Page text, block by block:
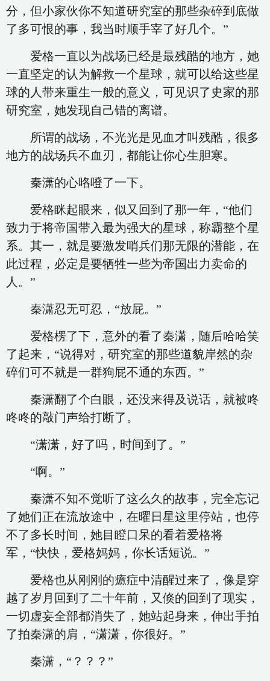
分，但小家伙你不知道研究室的那些杂碎到底做
了多可恨的事，我当时顺手宰了好几个。”
爱格一直以为战场已经是最残酷的地方，她
一直坚定的认为解救一个星球，就可以给这些星
球的人带来重生一般的意义，可见识了史家的那
研究室，她发现自己错的离谱。
所谓的战场，不光光是见血才叫残酷，很多
地方的战场兵不血刃，都能让你心生胆寒。
秦潇的心咯噔了一下。
爱格眯起眼来，似又回到了那一年，“他们
致力于将帝国带入最为强大的星球，称霸整个星
系。其一，就是要激发哨兵们那无限的潜能，在
此过程，必定是要牺牲一些为帝国出力卖命的
人。”
秦潇忍无可忍，“放屁。”
爱格楞了下，意外的看了秦潇，随后哈哈笑
了起来，“说得对，研究室的那些道貌岸然的杂
碎们可不就是一群狗屁不通的东西。”
秦潇翻了个白眼，还没来得及说话，就被咚
咚咚的敲门声给打断了。
“潇潇，好了吗，时间到了。”
“啊。”
秦潇不知不觉听了这么久的故事，完全忘记
了她们正在流放途中，在曜日星这里停站，也停
不了多长时间，她目瞪口呆的看着爱格将
军，“快快，爱格妈妈，你长话短说。”
爱格也从刚刚的癔症中清醒过来了，像是穿
越了岁月回到了二十年前，又倏的回到了现实，
一切虚妄全部都消失了，她站起身来，伸出手拍
了拍秦潇的肩，“潇潇，你很好。”
秦潇，“？？？”